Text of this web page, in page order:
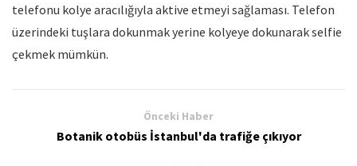
telefonu kolye aracılığıyla aktive etmeyi sağlaması. Telefon
üzerindeki tuşlara dokunmak yerine kolyeye dokunarak selfie
çekmek mümkün.
Önceki Haber
Botanik otobüs İstanbul'da trafiğe çıkıyor